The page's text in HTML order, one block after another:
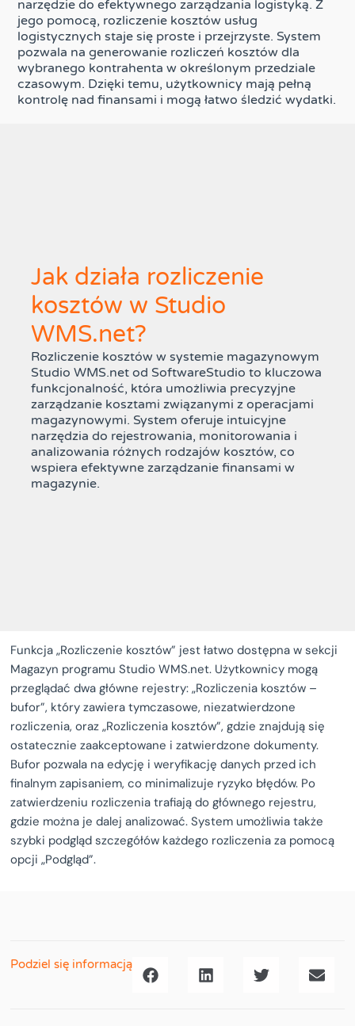
narzędzie do efektywnego zarządzania logistyką. Z
jego pomocą, rozliczenie kosztów usług
logistycznych staje się proste i przejrzyste. System
pozwala na generowanie rozliczeń kosztów dla
wybranego kontrahenta w określonym przedziale
czasowym. Dzięki temu, użytkownicy mają pełną
kontrolę nad finansami i mogą łatwo śledzić wydatki.
Jak działa rozliczenie
kosztów w Studio
WMS.net?
Rozliczenie kosztów w systemie magazynowym
Studio WMS.net od SoftwareStudio to kluczowa
funkcjonalność, która umożliwia precyzyjne
zarządzanie kosztami związanymi z operacjami
magazynowymi. System oferuje intuicyjne
narzędzia do rejestrowania, monitorowania i
analizowania różnych rodzajów kosztów, co
wspiera efektywne zarządzanie finansami w
magazynie.
Funkcja „Rozliczenie kosztów” jest łatwo dostępna w sekcji
Magazyn programu Studio WMS.net. Użytkownicy mogą
przeglądać dwa główne rejestry: „Rozliczenia kosztów –
bufor”, który zawiera tymczasowe, niezatwierdzone
rozliczenia, oraz „Rozliczenia kosztów”, gdzie znajdują się
ostatecznie zaakceptowane i zatwierdzone dokumenty.
Bufor pozwala na edycję i weryfikację danych przed ich
finalnym zapisaniem, co minimalizuje ryzyko błędów. Po
zatwierdzeniu rozliczenia trafiają do głównego rejestru,
gdzie można je dalej analizować. System umożliwia także
szybki podgląd szczegółów każdego rozliczenia za pomocą
opcji „Podgląd”.
Podziel się informacją